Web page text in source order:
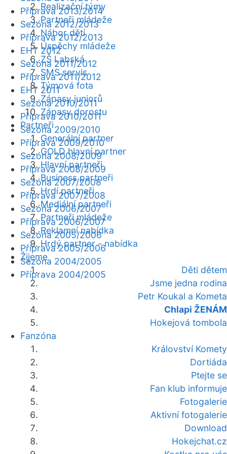
Realizační týmy
Partneři mládeže
Nábor dětí
Úspěchy mládeže
ZŠ Labská
SMS servis
Týmová fota
Zápasy juniorů
Zápasy dorostu
Partneři
Generální partner
GOLD hlavní partner
Hlavní partneři
Business partneři
Hrdí partneři
Mediální partneři
Partneři mládeže
Reklamní nabídka
Hrdý partner - nabídka
Žijeme
Děti dětem
Jsme jedna rodina
Petr Koukal a Kometa
Chlapi ŽENÁM
Hokejová tombola
Fanzóna
Království Komety
Dortiáda
Ptejte se
Fan klub informuje
Fotogalerie
Aktivní fotogalerie
Download
Hokejchat.cz
Příprava 2013/2014
Sezóna 2012/2013
Příprava 2012/2013
EHT 2012
Sezóna 2011/2012
Příprava 2011/2012
EHT 2011
Sezóna 2010/2011
Příprava 2010/2011
Sezóna 2009/2010
Příprava 2009/2010
Sezóna 2008/2009
Příprava 2008/2009
Sezóna 2007/2008
Příprava 2007/2008
Sezóna 2006/2007
Příprava 2006/2007
Sezóna 2005/2006
Příprava 2005/2006
Sezóna 2004/2005
Příprava 2004/2005